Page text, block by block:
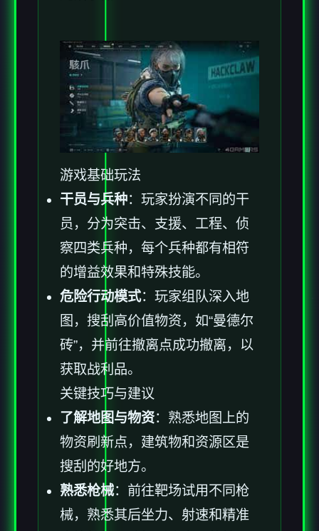
游戏基础玩法
干员与兵种：玩家扮演不同的干
员，分为突击、支援、工程、侦
察四类兵种，每个兵种都有相符
的增益效果和特殊技能。
危险行动模式：玩家组队深入地
图，搜刮高价值物资，如“曼德尔
砖”，并前往撤离点成功撤离，以
获取战利品。
关键技巧与建议
了解地图与物资：熟悉地图上的
物资刷新点，建筑物和资源区是
搜刮的好地方。
熟悉枪械：前往靶场试用不同枪
械，熟悉其后坐力、射速和精准